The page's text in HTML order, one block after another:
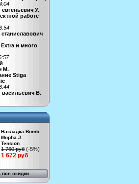
евгеньевич У.
работе
станиславович
Extra и много
М.
Stiga
васильевич В.
Накладка Bomb
Mopha J.
Tension
1 760 руб (-5%)
1 672 руб
все скидки